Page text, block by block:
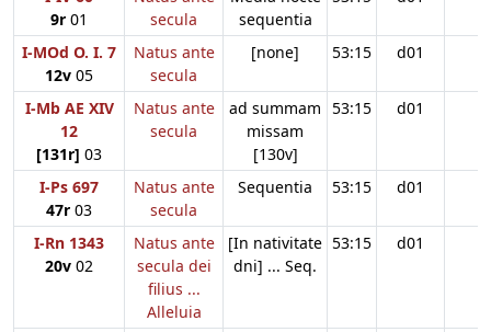
9r 01
secula
sequentia
I-MOd O. I. 7
12v 05
Natus ante
secula
[none] 53:15 d01
I-Mb AE XIV
12
[131r] 03
Natus ante
secula
ad summam
missam
[130v]
53:15 d01
I-Ps 697
47r 03
Natus ante
secula
Sequentia 53:15 d01
I-Rn 1343
20v 02
Natus ante
secula dei
filius ...
Alleluia
[In nativitate
dni] ... Seq.
53:15 d01